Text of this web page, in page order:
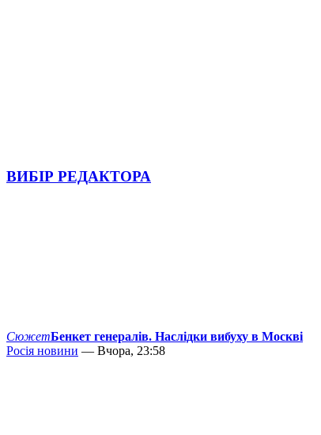
ВИБІР РЕДАКТОРА
СюжетБенкет генералів. Наслідки вибуху в Москві
Росія новини — Вчора, 23:58